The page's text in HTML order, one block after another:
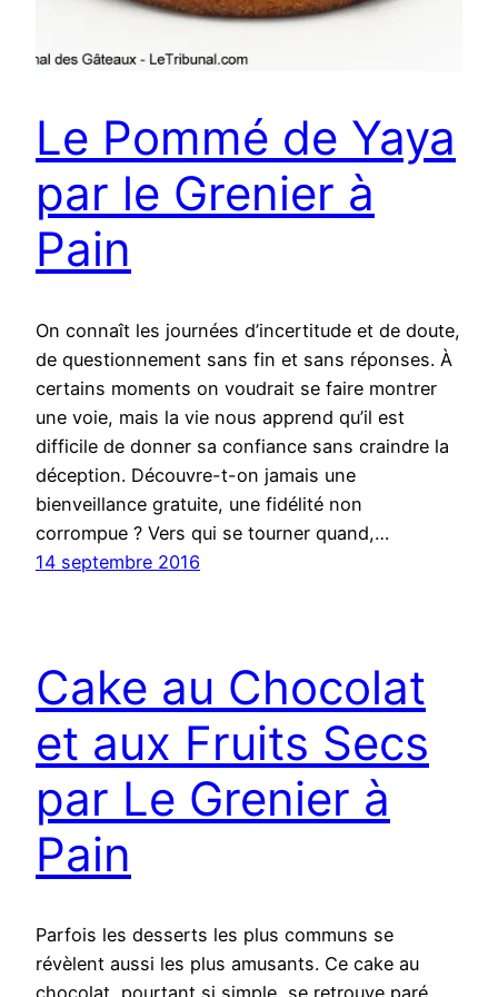
Le Pommé de Yaya
par le Grenier à
Pain
On connaît les journées d’incertitude et de doute,
de questionnement sans fin et sans réponses. À
certains moments on voudrait se faire montrer
une voie, mais la vie nous apprend qu’il est
difficile de donner sa confiance sans craindre la
déception. Découvre-t-on jamais une
bienveillance gratuite, une fidélité non
corrompue ? Vers qui se tourner quand,…
14 septembre 2016
Cake au Chocolat
et aux Fruits Secs
par Le Grenier à
Pain
Parfois les desserts les plus communs se
révèlent aussi les plus amusants. Ce cake au